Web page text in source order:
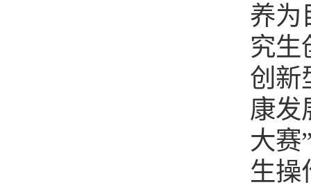
养为
究生
创新
康发
大赛
生操